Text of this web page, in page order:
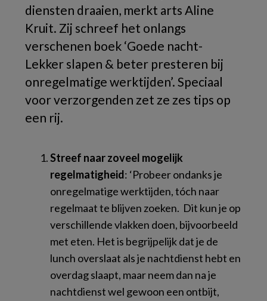
diensten draaien, merkt arts Aline
Kruit. Zij schreef het onlangs
verschenen boek ‘Goede nacht-
Lekker slapen & beter presteren bij
onregelmatige werktijden’. Speciaal
voor verzorgenden zet ze zes tips op
een rij.
Streef naar zoveel mogelijk
regelmatigheid: ‘Probeer ondanks je
onregelmatige werktijden, tóch naar
regelmaat te blijven zoeken. Dit kun je op
verschillende vlakken doen, bijvoorbeeld
met eten. Het is begrijpelijk dat je de
lunch overslaat als je nachtdienst hebt en
overdag slaapt, maar neem dan na je
nachtdienst wel gewoon een ontbijt,